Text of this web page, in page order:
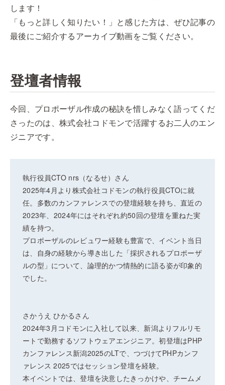
します！
「もっと詳しく知りたい！」と感じた方は、ぜひ記事の
最後にご紹介するアーカイブ動画をご覧ください。
登壇者情報
今回、プロポーザル作成の秘訣を惜しみなく語ってくだ
さったのは、株式会社コドモンで活躍するお二人のエン
ジニアです。
執行役員CTO nrs（なるせ）さん
2025年4月より株式会社コドモンの執行役員CTOに就
任。多数のカンファレンスでの登壇経験を持ち、直近の
2023年、2024年にはそれぞれ約50回の登壇を重ねた実
績を持つ。
プロポーザルのレビュワー経験も豊富で、イベント当日
は、自身の経験から導き出した「採択されるプロポーザ
ルの型」について、論理的かつ情熱的に語る姿が印象的
でした。
さかうえ ひかるさん
2024年3月コドモンに入社して以来、新潟よりフルリモ
ートで勤務するソフトウェアエンジニア。初登壇はPHP
カンファレンス新潟2025のLTで、つづけてPHPカンフ
ァレンス 2025ではセッション登壇を経験。
本イベントでは、登壇を決意したきっかけや、チームメ